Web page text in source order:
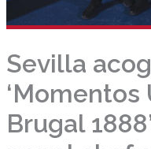
Sevilla
‘Momentos
Brugal